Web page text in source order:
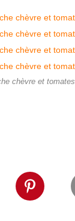
chèvre et tomates